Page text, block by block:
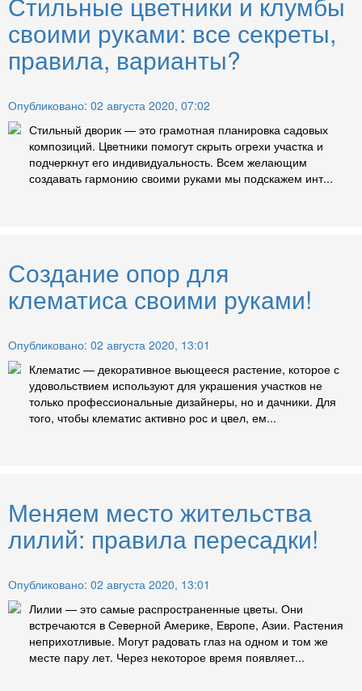
своими руками: все секреты,
правила, варианты?
Опубликовано: 02 августа 2020, 07:02
Стильный дворик — это грамотная планировка садовых
композиций. Цветники помогут скрыть огрехи участка и
подчеркнут его индивидуальность. Всем желающим
создавать гармонию своими руками мы подскажем инт...
Создание опор для
клематиса своими руками!
Опубликовано: 02 августа 2020, 13:01
Клематис — декоративное вьющееся растение, которое с
удовольствием используют для украшения участков не
только профессиональные дизайнеры, но и дачники. Для
того, чтобы клематис активно рос и цвел, ем...
Меняем место жительства
лилий: правила пересадки!
Опубликовано: 02 августа 2020, 13:01
Лилии — это самые распространенные цветы. Они
встречаются в Северной Америке, Европе, Азии. Растения
неприхотливые. Могут радовать глаз на одном и том же
месте пару лет. Через некоторое время появляет...